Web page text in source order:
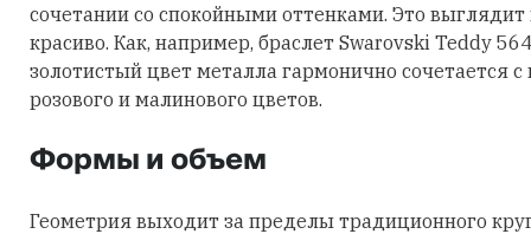
сочетании со спокойными оттенками. Это
красиво. Как, например, браслет Swarovski Teddy
золотистый цвет металла гармонично сочетается
розового и малинового цветов.
Формы и объем
Геометрия выходит за пределы традиционного